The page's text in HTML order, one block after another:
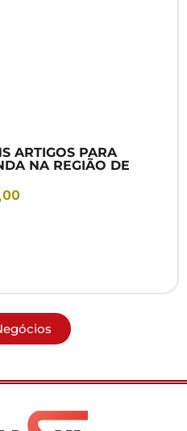
ARTIGOS PARA
NA REGIÃO DE